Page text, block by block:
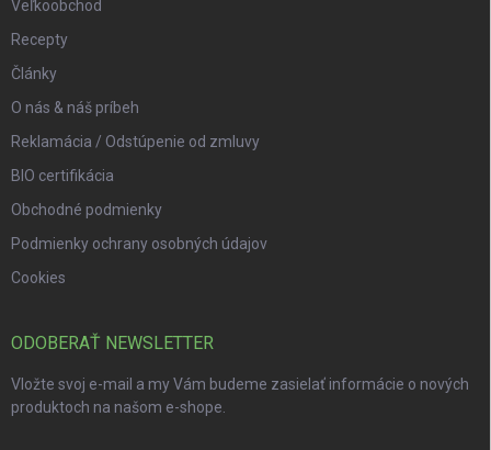
Veľkoobchod
Recepty
Články
O nás & náš príbeh
Reklamácia / Odstúpenie od zmluvy
BIO certifikácia
Obchodné podmienky
Podmienky ochrany osobných údajov
Cookies
ODOBERAŤ NEWSLETTER
Vložte svoj e-mail a my Vám budeme zasielať informácie o nových
produktoch na našom e-shope.